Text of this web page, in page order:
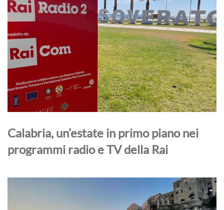
Calabria, un’estate in primo piano nei
programmi radio e TV della Rai